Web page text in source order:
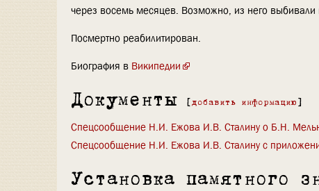
через восемь месяцев. Возможно, из него выбивали
Посмертно реабилитирован.
Биография в Википедии
Документы [ добавить информацию ]
Спецсообщение Н.И. Ежова И.В. Сталину о Б.Н.
Спецсообщение Н.И. Ежова И.В. Сталину с
Установка памятного